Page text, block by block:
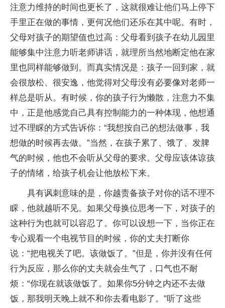
注意力维持的时间也更长了，这就很难让他们马上停下
手里正在做的事情，更何况他们还乐在其中呢。有时，
父母对孩子的期望值也过高：父母看到孩子在幼儿园里
能够集中注意力听老师讲话，就理所当然地断定他在家
里也同样能够做到。而真实情况是：孩子一回到家，就
会很放松、很安逸，他觉得对父母没有必要像对老师一
样总是听从。有时候，你的孩子行为懒散，注意力不集
中，正是他感觉自己具有控制能力的一种体现，他想通
过不理睬的方式告诉你：“我想按自己的想法做事，我
想做的时候再去做。”当然，在孩子累了、饿了、发脾
气的时候，他也不会听从父母的要求。父母应该体谅孩
子的情绪，给孩子机会让他放松下来。
具有讽刺意味的是，你越责备孩子对你的话不理不
睬，他就越听不见。如果父母换位思考一下，对孩子的
这种行为也就可以容忍了。你可以设想一下，当你正在
专心观看一个电视节目的时候，你的丈夫打断你
说：“把电视关了吧。该做饭了。”但是，你并没有任何
行为反应，那么你的丈夫就会生气了，口气也不耐
烦：“你现在就该做饭了。如果你5分钟之内还不去做
饭，那我明天晚上就不和你去看电影了。”听了这些